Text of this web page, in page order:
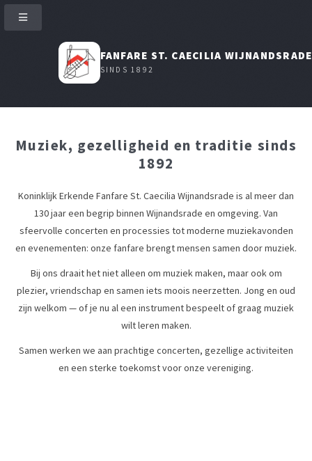
FANFARE ST. CAECILIA WIJNANDSRADE
SINDS 1892
Muziek, gezelligheid en traditie sinds
1892
Koninklijk Erkende Fanfare St. Caecilia Wijnandsrade is al meer dan
130 jaar een begrip binnen Wijnandsrade en omgeving. Van
sfeervolle concerten en processies tot moderne muziekavonden
en evenementen: onze fanfare brengt mensen samen door muziek.
Bij ons draait het niet alleen om muziek maken, maar ook om
plezier, vriendschap en samen iets moois neerzetten. Jong en oud
zijn welkom — of je nu al een instrument bespeelt of graag muziek
wilt leren maken.
Samen werken we aan prachtige concerten, gezellige activiteiten
en een sterke toekomst voor onze vereniging.